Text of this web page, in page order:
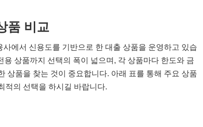
품 비교
에서 신용도를 기반으로 한 대출 상품을 운영하고 있습
상품까지 선택의 폭이 넓으며, 각 상품마다 한도와 금
상품을 찾는 것이 중요합니다. 아래 표를 통해 주요 상품
적의 선택을 하시길 바랍니다.